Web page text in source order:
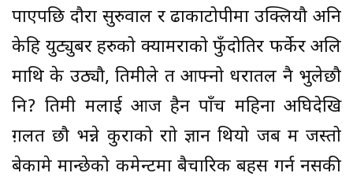
पाएपछि दौरा सुरुवाल र ढाकाटोपीमा उक्लियौ अनि
केहि युट्युबर हरुको क्यामराको फुँदोतिर फर्केर अलि
माथि के उठ्यौ, तिमीले त आफ्नो धरातल नै भुलेछौ
नि? तिमी मलाई आज हैन पाँच महिना अघिदेखि
ग़लत छौ भन्ने कुराको राम्रो ज्ञान थियो जब म जस्तो
बेकामे मान्छेको कमेन्टमा बैचारिक बहस गर्न नसकी